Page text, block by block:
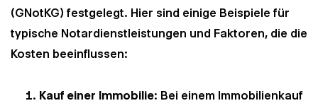
(GNotKG) festgelegt. Hier sind einige Beispiele für
typische Notardienstleistungen und Faktoren, die die
Kosten beeinflussen:
Kauf einer Immobilie: Bei einem Immobilienkauf